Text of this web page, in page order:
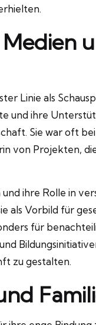
Linie als
und ihre
Sie war oft
von Projekten,
ihre Rolle in
als Vorbild für
für
zu gestalten.